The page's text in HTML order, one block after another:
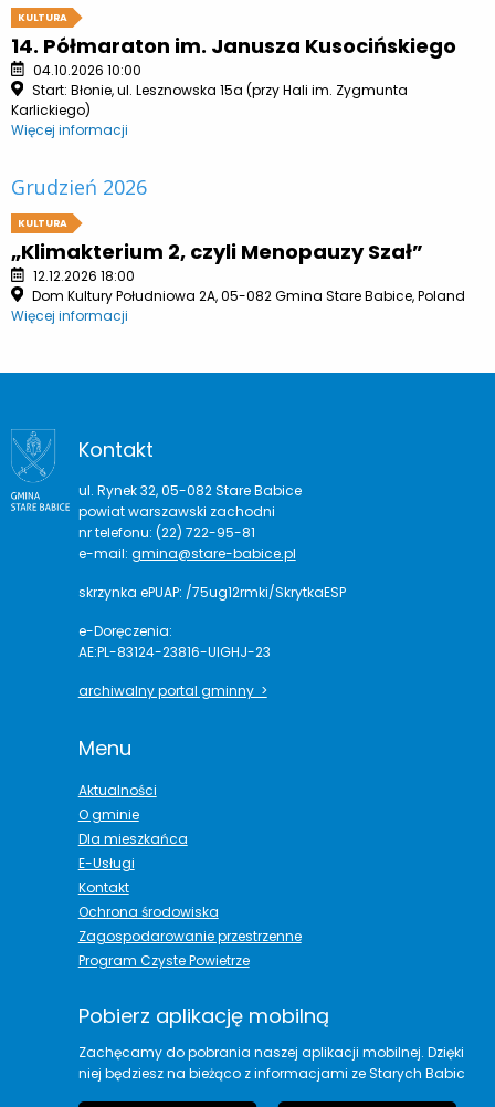
KULTURA
14. Półmaraton im. Janusza Kusocińskiego
04.10.2026 10:00
Start: Błonie, ul. Lesznowska 15a (przy Hali im. Zygmunta
Karlickiego)
Więcej informacji
Grudzień 2026
KULTURA
„Klimakterium 2, czyli Menopauzy Szał”
12.12.2026 18:00
Dom Kultury Południowa 2A, 05-082 Gmina Stare Babice, Poland
Więcej informacji
Kontakt
ul. Rynek 32, 05-082 Stare Babice
powiat warszawski zachodni
nr telefonu: (22) 722-95-81
e-mail: gmina@stare-babice.pl
skrzynka ePUAP: /75ug12rmki/SkrytkaESP
e-Doręczenia:
AE:PL-83124-23816-UIGHJ-23
archiwalny portal gminny >
Menu
Aktualności
O gminie
Dla mieszkańca
E-Usługi
Kontakt
Ochrona środowiska
Zagospodarowanie przestrzenne
Program Czyste Powietrze
Pobierz aplikację mobilną
Zachęcamy do pobrania naszej aplikacji mobilnej. Dzięki
niej będziesz na bieżąco z informacjami ze Starych Babic